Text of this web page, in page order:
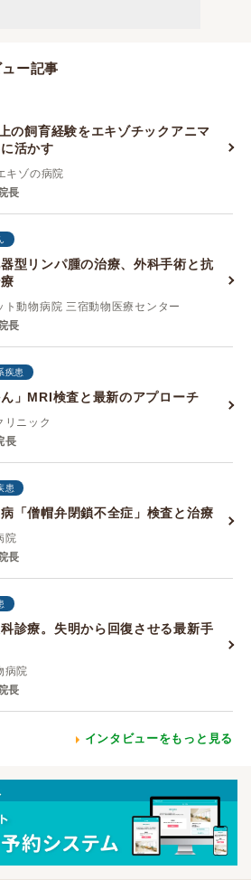
ー記事
の飼育経験をエキゾチックアニマ
活かす
キゾの病院
長
型リンパ腫の治療、外科手術と抗
ト動物病院 三宿動物医療センター
長
疾患
ん」MRI検査と最新のアプローチ
リニック
長
患
「僧帽弁閉鎖不全症」検査と治療
院
長
診療。失明から回復させる最新手
病院
長
インタビューをもっと見る